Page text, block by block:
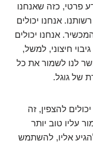
פרטי, כזה שאנחנו
אנחנו יכולים
אנחנו יכולים
חיצוני, למשל,
לנו לשמור את כל
של גוגל.
להצפין, זה
עליו טוב יותר
אליו, להשתמש